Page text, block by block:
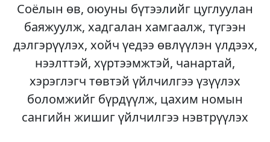
Соёлын өв, оюуны бүтээлийг цуглуулан
баяжуулж, хадгалан хамгаалж, түгээн
дэлгэрүүлэх, хойч үедээ өвлүүлэн үлдээх,
нээлттэй, хүртээмжтэй, чанартай,
хэрэглэгч төвтэй үйлчилгээ үзүүлэх
боломжийг бүрдүүлж, цахим номын
сангийн жишиг үйлчилгээ нэвтрүүлэх